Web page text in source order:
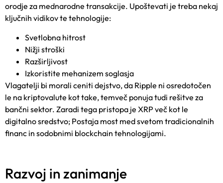
orodje za mednarodne transakcije. Upoštevati je treba nekaj
ključnih vidikov te tehnologije:
Svetlobna hitrost
Nižji stroški
Razširljivost
Izkoristite mehanizem soglasja
Vlagatelji bi morali ceniti dejstvo, da Ripple ni osredotočen
le na kriptovalute kot take, temveč ponuja tudi rešitve za
bančni sektor. Zaradi tega pristopa je XRP več kot le
digitalno sredstvo; Postaja most med svetom tradicionalnih
financ in sodobnimi blockchain tehnologijami.
Razvoj in zanimanje